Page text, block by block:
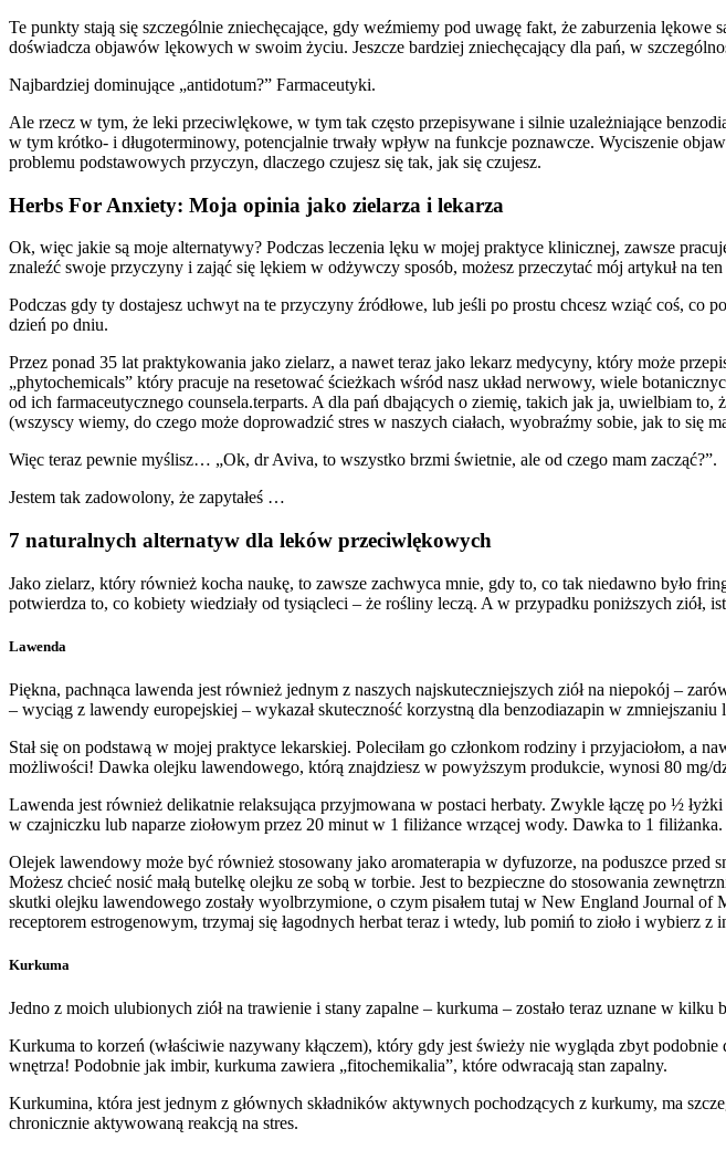
Te punkty stają się szczególnie zniechęcające, gdy weźmiemy pod uwagę fakt, że zaburzenia
doświadcza objawów lękowych w swoim życiu. Jeszcze bardziej zniechęcający dla pań, w
Najbardziej dominujące „antidotum?” Farmaceutyki.
Ale rzecz w tym, że leki przeciwlękowe, w tym tak często przepisywane i silnie uzależniające
w tym krótko- i długoterminowy, potencjalnie trwały wpływ na funkcje poznawcze. Wyciszenie
problemu podstawowych przyczyn, dlaczego czujesz się tak, jak się czujesz.
Herbs For Anxiety: Moja opinia jako zielarza i lekarza
Ok, więc jakie są moje alternatywy? Podczas leczenia lęku w mojej praktyce klinicznej, zawsze
znaleźć swoje przyczyny i zająć się lękiem w odżywczy sposób, możesz przeczytać mój artykuł na ten
Podczas gdy ty dostajesz uchwyt na te przyczyny źródłowe, lub jeśli po prostu chcesz wziąć coś,
dzień po dniu.
Przez ponad 35 lat praktykowania jako zielarz, a nawet teraz jako lekarz medycyny, który może
„phytochemicals” który pracuje na resetować ścieżkach wśród nasz układ nerwowy, wiele
od ich farmaceutycznego counsela.terparts. A dla pań dbających o ziemię, takich jak ja, uwielbiam
(wszyscy wiemy, do czego może doprowadzić stres w naszych ciałach, wyobraźmy sobie, jak to
Więc teraz pewnie myślisz… „Ok, dr Aviva, to wszystko brzmi świetnie, ale od czego mam zacząć?”.
Jestem tak zadowolony, że zapytałeś …
7 naturalnych alternatyw dla leków przeciwlękowych
Jako zielarz, który również kocha naukę, to zawsze zachwyca mnie, gdy to, co tak niedawno było
potwierdza to, co kobiety wiedziały od tysiącleci – że rośliny leczą. A w przypadku poniższych ziół,
Lawenda
Piękna, pachnąca lawenda jest również jednym z naszych najskuteczniejszych ziół na niepokój –
– wyciąg z lawendy europejskiej – wykazał skuteczność korzystną dla benzodiazapin w
Stał się on podstawą w mojej praktyce lekarskiej. Poleciłam go członkom rodziny i przyjaciołom, a
możliwości! Dawka olejku lawendowego, którą znajdziesz w powyższym produkcie, wynosi 80 mg/
Lawenda jest również delikatnie relaksująca przyjmowana w postaci herbaty. Zwykle łączę po ½
w czajniczku lub naparze ziołowym przez 20 minut w 1 filiżance wrzącej wody. Dawka to 1
Olejek lawendowy może być również stosowany jako aromaterapia w dyfuzorze, na poduszce
Możesz chcieć nosić małą butelkę olejku ze sobą w torbie. Jest to bezpieczne do stosowania
skutki olejku lawendowego zostały wyolbrzymione, o czym pisałem tutaj w New England Journal of
receptorem estrogenowym, trzymaj się łagodnych herbat teraz i wtedy, lub pomiń to zioło i wybierz z
Kurkuma
Jedno z moich ulubionych ziół na trawienie i stany zapalne – kurkuma – zostało teraz uznane w
Kurkuma to korzeń (właściwie nazywany kłączem), który gdy jest świeży nie wygląda zbyt
wnętrza! Podobnie jak imbir, kurkuma zawiera „fitochemikalia”, które odwracają stan zapalny.
Kurkumina, która jest jednym z głównych składników aktywnych pochodzących z kurkumy, ma
chronicznie aktywowaną reakcją na stres.